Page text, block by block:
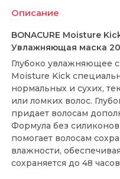
Описание
BONACURE Moisture
Увлажняющая маска
Глубоко увлажняющее
Moisture Kick
нормальных и сухих,
или ломких волос.
придает волосам
Формула без
помогает волосам
влажности,
сохраняется до 48